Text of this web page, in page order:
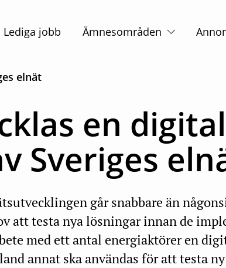
Huvudnavigation
Lediga jobb Ämnesområden
elnät
en digital
Sveriges
går snabbare än
att testa nya lösningar innan de
med ett antal energiaktörer en
annat ska användas för att testa